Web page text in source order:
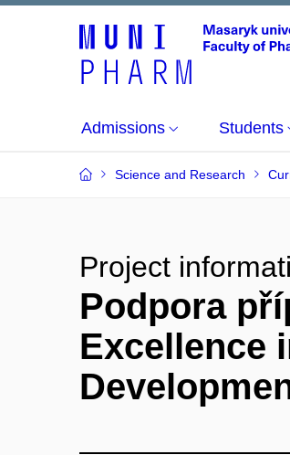
Admissions Students
Science and Research
Project
Podpora
Excellence